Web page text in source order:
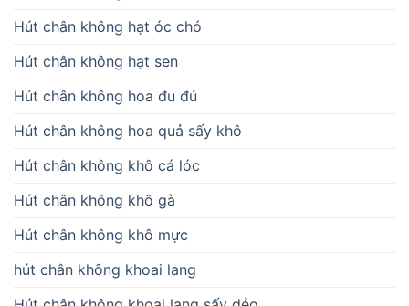
Hút chân không hạt óc chó
Hút chân không hạt sen
Hút chân không hoa đu đủ
Hút chân không hoa quả sấy khô
Hút chân không khô cá lóc
Hút chân không khô gà
Hút chân không khô mực
hút chân không khoai lang